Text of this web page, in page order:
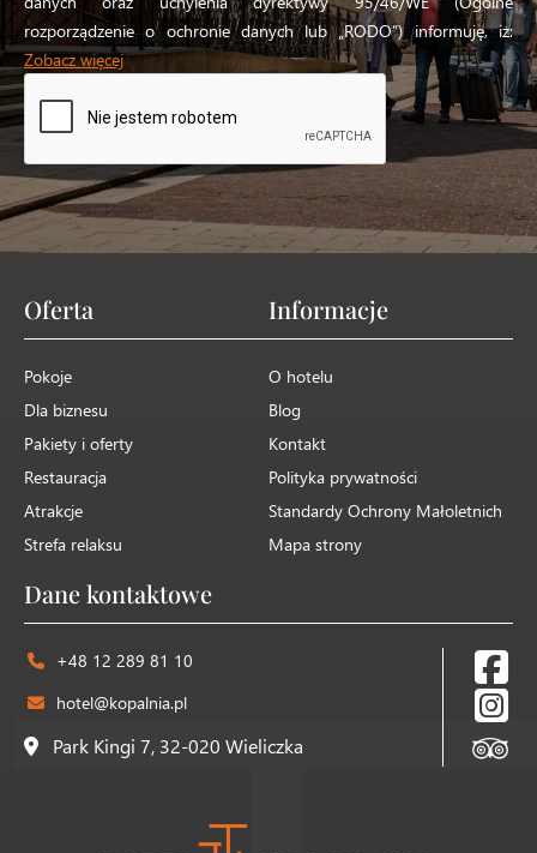
rozporządzenie o ochronie danych lub „RODO”) informuję, iż:
Zobacz więcej
Oferta
Pokoje
Dla biznesu
Pakiety i oferty
Restauracja
Atrakcje
Strefa relaksu
Informacje
O hotelu
Blog
Kontakt
Polityka prywatności
Standardy Ochrony Małoletnich
Mapa strony
Dane kontaktowe
+48 12 289 81 10
hotel@kopalnia.pl
Park Kingi 7, 32-020 Wieliczka